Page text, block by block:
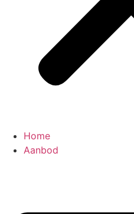
Home
Aanbod